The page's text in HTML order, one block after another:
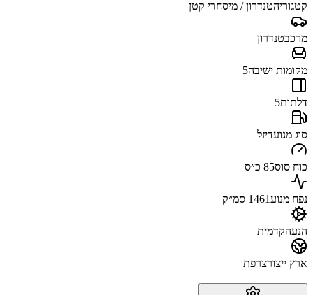
קטגוריהטנדרון / מיסחרי קטן
מרכבטנדרון
מקומות ישיבה5
דלתות5
סוג מנועדיזל
כוח סוס85 כ״ס
נפח מנוע1461 סמ״ק
הנעהקדמית
ארץ ייצורצרפת